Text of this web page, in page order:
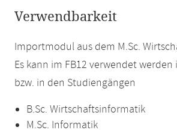
Verwendbarkeit
Importmodul aus dem M.Sc.
Es kann im FB12 verwendet
bzw. in den Studiengängen
B.Sc. Wirtschaftsinformatik
M.Sc. Informatik